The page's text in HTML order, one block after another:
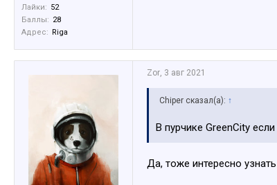
Лайки: 52
Баллы: 28
Адрес: Riga
Zor, 3 авг 2021
Chiper сказал(а): ↑
В пурчике GreenCity
Да, тоже интересно